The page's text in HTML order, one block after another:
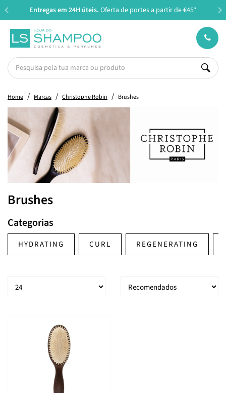
Entregas em 24H úteis. Oferta de portes a partir de €45*
Home Marcas Christophe Robin Brushes
Brushes
Categorias
HYDRATING CURL REGENERATING